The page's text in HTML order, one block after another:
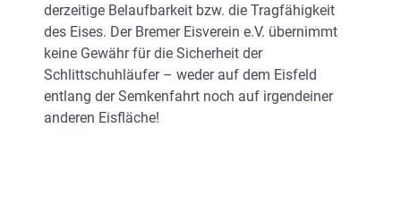
derzeitige Belaufbarkeit bzw. die Tragfähigkeit
des Eises. Der Bremer Eisverein e.V. übernimmt
keine Gewähr für die Sicherheit der
Schlittschuhläufer – weder auf dem Eisfeld
entlang der Semkenfahrt noch auf irgendeiner
anderen Eisfläche!